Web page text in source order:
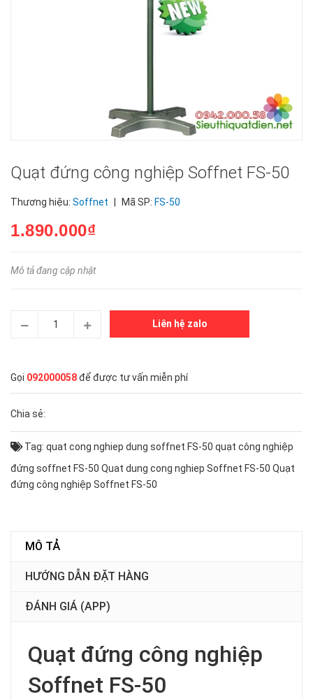
Quạt đứng công nghiệp Soffnet FS-50
Thương hiệu: Soffnet Mã SP: FS-50
1.890.000₫
Mô tả đang cập nhật
Liên hệ zalo
Gọi 092000058để được tư vấn miễn phí
Chia sẻ:
Tag: quat cong nghiep dung soffnet FS-50 quạt công nghiệp
đứng soffnet FS-50 Quat dung cong nghiep Soffnet FS-50 Quạt
đứng công nghiệp Soffnet FS-50
MÔ TẢ
HƯỚNG DẪN ĐẶT HÀNG
ĐÁNH GIÁ (APP)
Quạt đứng công nghiệp
Soffnet FS-50